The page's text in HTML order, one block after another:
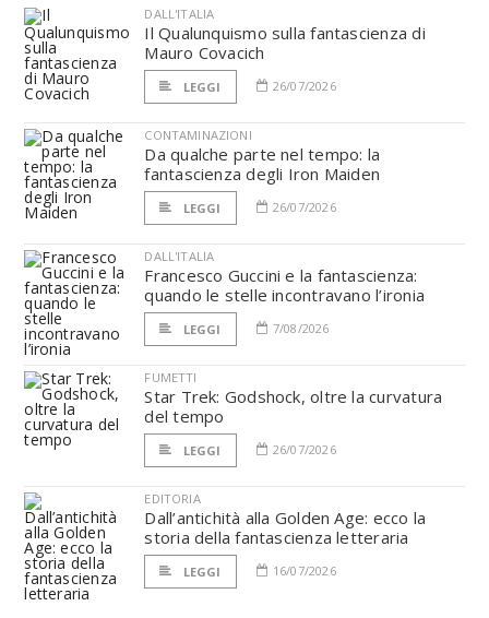
DALL'ITALIA
Il Qualunquismo sulla fantascienza di
Mauro Covacich
LEGGI 26/07/2026
CONTAMINAZIONI
Da qualche parte nel tempo: la
fantascienza degli Iron Maiden
LEGGI 26/07/2026
DALL'ITALIA
Francesco Guccini e la fantascienza:
quando le stelle incontravano l’ironia
LEGGI 7/08/2026
FUMETTI
Star Trek: Godshock, oltre la curvatura
del tempo
LEGGI 26/07/2026
EDITORIA
Dall’antichità alla Golden Age: ecco la
storia della fantascienza letteraria
LEGGI 16/07/2026